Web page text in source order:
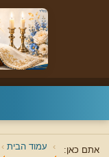
אתם כאן: עמוד הבית